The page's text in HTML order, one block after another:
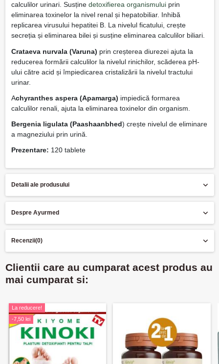
calculilor urinari. Susține detoxifierea organismuluiprin
eliminarea toxinelor la nivel renal și hepatobiliar. Inhibă
replicarea virusului hepatitei B. La nivelul ficatului, crește
secreția și eliminarea bilei și susține eliminarea calculilor biliari.
Crataeva nurvala (Varuna) prin creșterea diurezei ajuta la
reducerea formării calculilor la nivelul rinichilor, scăderea pH-
ului către acid și împiedicarea cristalizării la nivelul tractului
urinar.
Achyranthes aspera (Apamarga) impiedică formarea
calculilor renali, ajuta la eliminarea toxinelor din organism.
Bergenia ligulata (Paashaanbhed) crește nivelul de eliminare
a magneziului prin urină.
Prezentare: 120 tablete
Detalii ale produsului
Despre Ayurmed
Recenzii(0)
Clientii care au cumparat acest produs au
mai cumparat si:
La reducere!
-7,50 lei